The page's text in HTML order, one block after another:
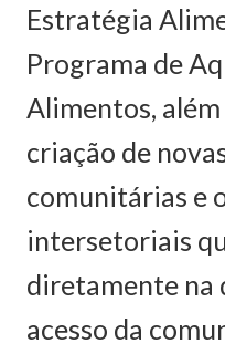
Estratégia
Programa de
Alimentos,
criação de
comunitárias e
intersetoriais
diretamente na
acesso da